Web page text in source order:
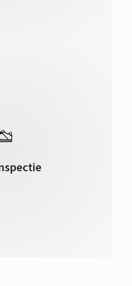
geeft veel
van uw klachten.